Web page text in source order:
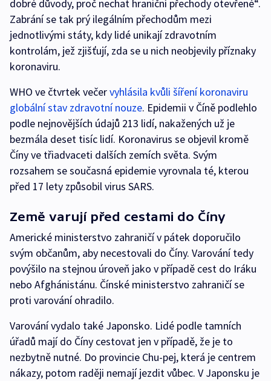
dobré důvody, proč nechat hraniční přechody otevřené“.
Zabrání se tak prý ilegálním přechodům mezi
jednotlivými státy, kdy lidé unikají zdravotním
kontrolám, jež zjišťují, zda se u nich neobjevily příznaky
koronaviru.
WHO ve čtvrtek večervyhlásila kvůli šíření koronaviru
globální stav zdravotní nouze. Epidemii v Číně podlehlo
podle nejnovějších údajů 213 lidí, nakažených už je
bezmála deset tisíc lidí. Koronavirus se objevil kromě
Číny ve třiadvaceti dalších zemích světa. Svým
rozsahem se současná epidemie vyrovnala té, kterou
před 17 lety způsobil virus SARS.
Země varují před cestami do Číny
Americké ministerstvo zahraničí v pátek doporučilo
svým občanům, aby necestovali do Číny. Varování tedy
povýšilo na stejnou úroveň jako v případě cest do Iráku
nebo Afghánistánu. Čínské ministerstvo zahraničí se
proti varování ohradilo.
Varování vydalo také Japonsko. Lidé podle tamních
úřadů mají do Číny cestovat jen v případě, že je to
nezbytně nutné. Do provincie Chu-pej, která je centrem
nákazy, potom raději nemají jezdit vůbec. V Japonsku je